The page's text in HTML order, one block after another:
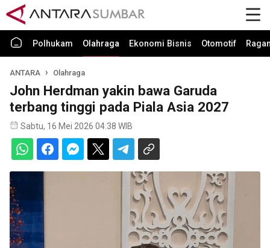
Polhukam Olahraga Ekonomi Bisnis Otomotif
ANTARA Olahraga
John Herdman yakin bawa Garuda
terbang tinggi pada Piala Asia 2027
Sabtu, 16 Mei 2026 04:38 WIB